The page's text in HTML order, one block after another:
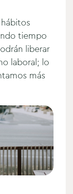
tiempo
liberar
laboral; lo
más